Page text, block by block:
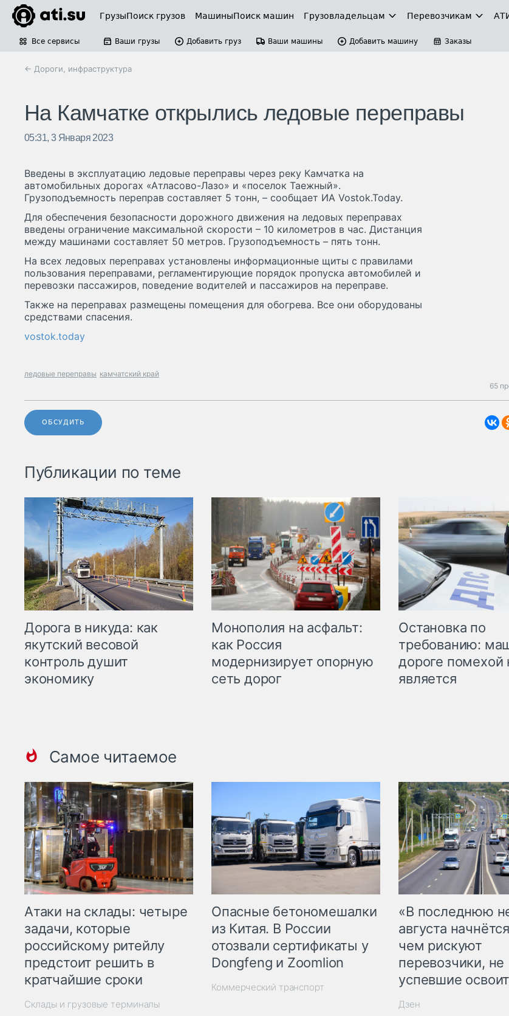
ГрузыПоиск грузов МашиныПоиск машин Грузовладельцам Перевозчикам
Все сервисы Ваши грузы Добавить груз Ваши машины Добавить машину Заказы
← Дороги, инфраструктура
На Камчатке открылись ледовые переправы
05:31, 3 Января 2023
Введены в эксплуатацию ледовые переправы через реку Камчатка на
автомобильных дорогах «Атласово-Лазо» и «поселок Таежный».
Грузоподъемность переправ составляет 5 тонн, – сообщает ИА Vostok.Today.
Для обеспечения безопасности дорожного движения на ледовых переправах
введены ограничение максимальной скорости – 10 километров в час. Дистанция
между машинами составляет 50 метров. Грузоподъемность – пять тонн.
На всех ледовых переправах установлены информационные щиты с правилами
пользования переправами, регламентирующие порядок пропуска автомобилей и
перевозки пассажиров, поведение водителей и пассажиров на переправе.
Также на переправах размещены помещения для обогрева. Все они оборудованы
средствами спасения.
vostok.today
ледовые переправы камчатский край
65
ОБСУДИТЬ
Публикации по теме
Дорога в никуда: как
якутский весовой
контроль душит
экономику
Монополия на асфальт:
как Россия
модернизирует опорную
сеть дорог
Остановка по
требованию:
дороге помехой
является
Самое читаемое
Атаки на склады: четыре
задачи, которые
российскому ритейлу
предстоит решить в
кратчайшие сроки
Склады и грузовые терминалы
Опасные бетономешалки
из Китая. В России
отозвали сертификаты у
Dongfeng и Zoomlion
Коммерческий транспорт
«В последнюю
августа
чем рискуют
перевозчики, не
успевшие
Дзен